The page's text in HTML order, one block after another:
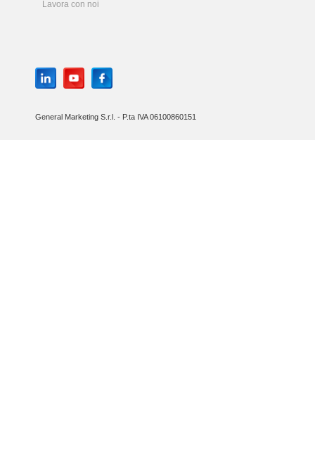
Lavora con noi
General Marketing S.r.l. - P.ta IVA 06100860151